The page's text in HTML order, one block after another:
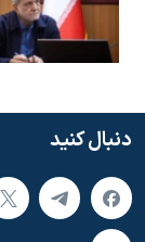
دنبال کنید